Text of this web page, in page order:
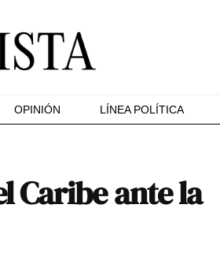
OPINIÓN LÍNEA POLÍTICA
Caribe ante la